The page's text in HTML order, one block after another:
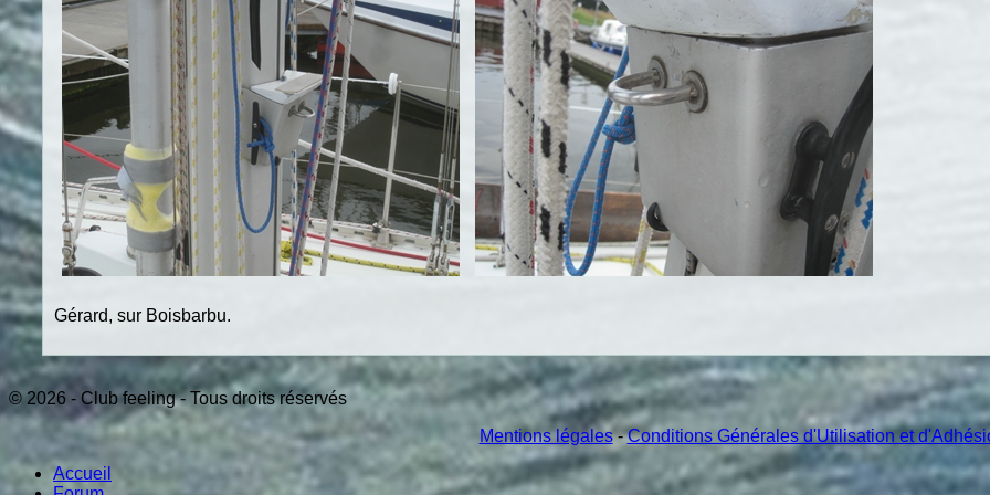
Gérard, sur Boisbarbu.
© 2026 - Club feeling - Tous droits réservés
Mentions légales-Conditions Générales d'Utilisation et
Accueil